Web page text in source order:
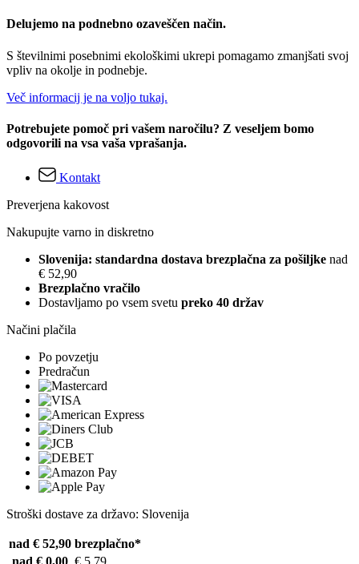
Delujemo na podnebno ozaveščen način.
S številnimi posebnimi ekološkimi ukrepi pomagamo zmanjšati svoj
vpliv na okolje in podnebje.
Več informacij je na voljo tukaj.
Potrebujete pomoč pri vašem naročilu? Z veseljem bomo
odgovorili na vsa vaša vprašanja.
Kontakt
Preverjena kakovost
Nakupujte varno in diskretno
Slovenija: standardna dostava brezplačna za pošiljke nad
€ 52,90
Brezplačno vračilo
Dostavljamo po vsem svetu preko 40 držav
Načini plačila
Po povzetju
Predračun
Stroški dostave za državo: Slovenija
nad € 52,90 brezplačno*